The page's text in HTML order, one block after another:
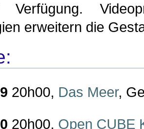
erweitern die
20h00, Das Meer,
20h00, Open CUBE